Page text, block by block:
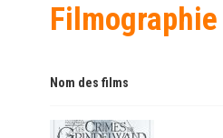
Filmographie
Nom des films